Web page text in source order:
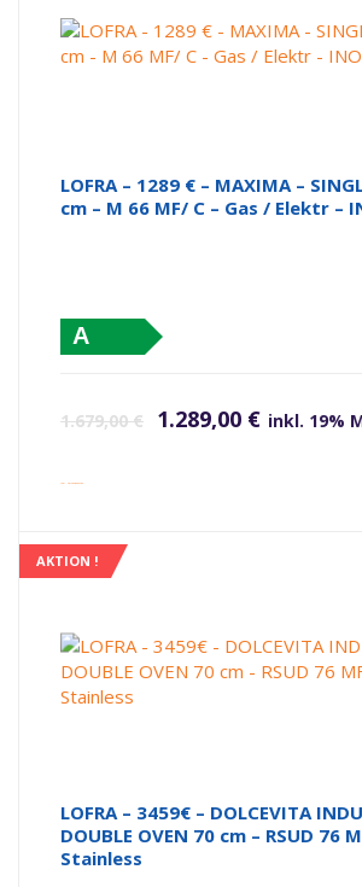
LOFRA – 1289 € – MAXIMA –
cm – M 66 MF/ C – Gas / Elektr –
A
1.679,00€ 1.289,00 € inkl. 19%
inkl. Versandkosten
AKTION !
LOFRA – 3459€ – DOLCEVITA
DOUBLE OVEN 70 cm – RSUD 76
Stainless